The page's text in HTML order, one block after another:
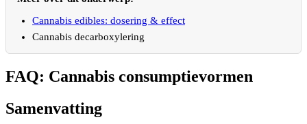
Cannabis edibles: dosering & effect
Cannabis decarboxylering
FAQ: Cannabis consumptievormen
Samenvatting